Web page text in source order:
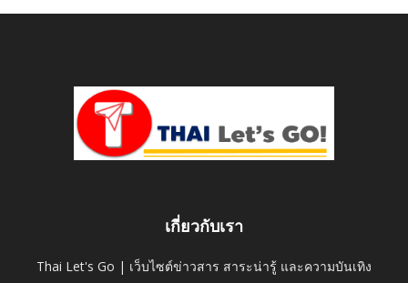
เกี่ยวกับเรา
Thai Let's Go | เว็บไซต์ข่าวสาร สาระน่ารู้ และความบันเทิง